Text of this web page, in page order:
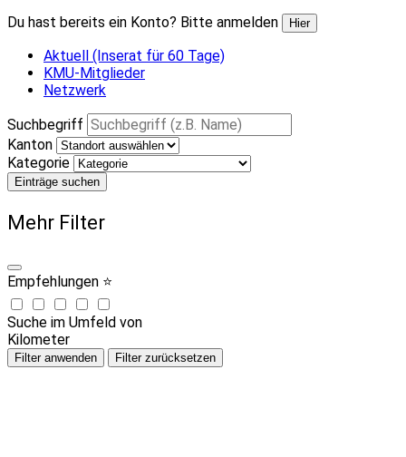
Du hast bereits ein Konto? Bitte anmelden
Hier
Aktuell (Inserat für 60 Tage)
KMU-Mitglieder
Netzwerk
Suchbegriff
Kanton
Kategorie
Einträge suchen
Mehr Filter
Empfehlungen ⭐
Suche im Umfeld von
Kilometer
Filter anwenden Filter zurücksetzen